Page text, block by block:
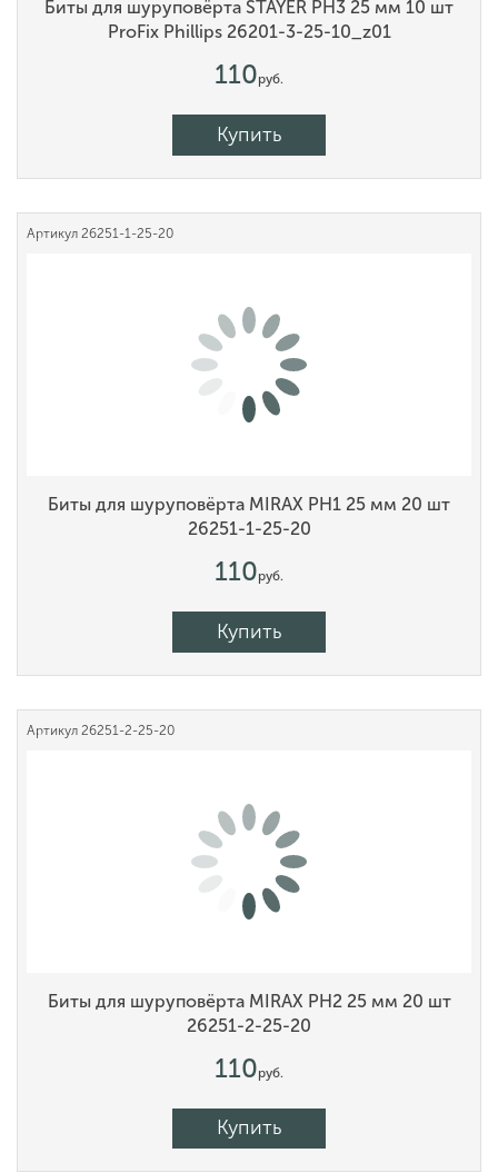
Биты для шуруповёрта STAYER PH3 25 мм 10 шт
ProFix Phillips 26201-3-25-10_z01
110руб.
Купить
Артикул 26251-1-25-20
Биты для шуруповёрта MIRAX PH1 25 мм 20 шт
26251-1-25-20
110руб.
Купить
Артикул 26251-2-25-20
Биты для шуруповёрта MIRAX PH2 25 мм 20 шт
26251-2-25-20
110руб.
Купить